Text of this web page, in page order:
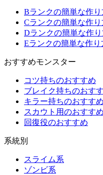
Bランクの簡単な作り
Cランクの簡単な作り
Dランクの簡単な作
Eランクの簡単な作り
おすすめモンスター
コツ持ちのおすすめ
ブレイク持ちのおす
キラー持ちのおすすめ
スカウト用のおすすめ
回復役のおすすめ
系統別
スライム系
ゾンビ系